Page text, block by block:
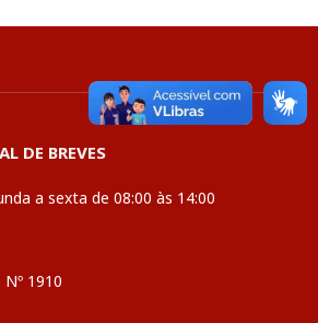
DE BREVES
a sexta de 08:00 às 14:00
1910